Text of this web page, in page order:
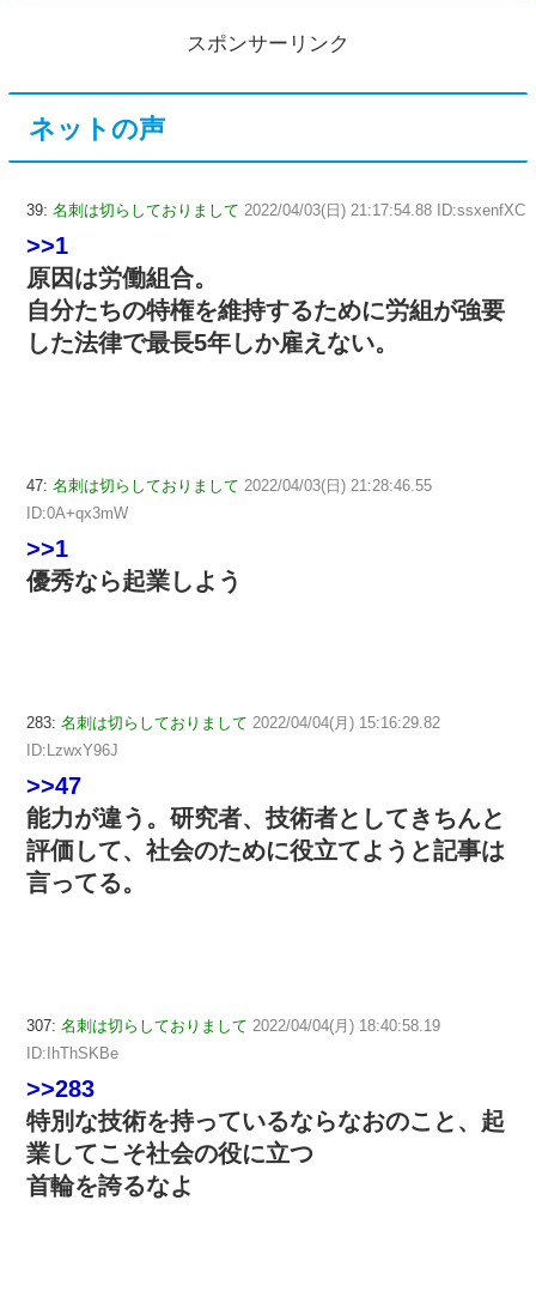
スポンサーリンク
ネットの声
39: 名刺は切らしておりまして 2022/04/03(日) 21:17:54.88 ID:ssxenfXC
>>1
原因は労働組合。
自分たちの特権を維持するために労組が強要
した法律で最長5年しか雇えない。
47: 名刺は切らしておりまして 2022/04/03(日) 21:28:46.55
ID:0A+qx3mW
>>1
優秀なら起業しよう
283: 名刺は切らしておりまして 2022/04/04(月) 15:16:29.82
ID:LzwxY96J
>>47
能力が違う。研究者、技術者としてきちんと
評価して、社会のために役立てようと記事は
言ってる。
307: 名刺は切らしておりまして 2022/04/04(月) 18:40:58.19
ID:IhThSKBe
>>283
特別な技術を持っているならなおのこと、起
業してこそ社会の役に立つ
首輪を誇るなよ